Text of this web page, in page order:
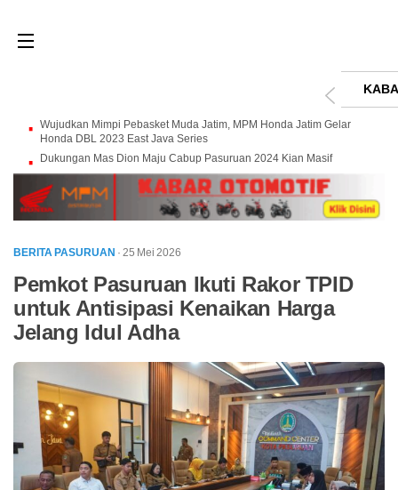
Wujudkan Mimpi Pebasket Muda Jatim, MPM Honda Jatim Gelar
Honda DBL 2023 East Java Series
Dukungan Mas Dion Maju Cabup Pasuruan 2024 Kian Masif
BERITA PASURUAN · 25 Mei 2026
Pemkot Pasuruan Ikuti Rakor TPID
untuk Antisipasi Kenaikan Harga
Jelang Idul Adha